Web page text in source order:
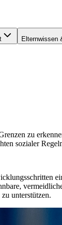
Elternwissen
zu
sozialer
unterstützen.